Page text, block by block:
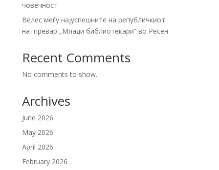
човечност
Велес меѓу најуспешните на републичкиот
натпревар „Млади библиотекари“ во Ресен
Recent Comments
No comments to show.
Archives
June 2026
May 2026
April 2026
February 2026